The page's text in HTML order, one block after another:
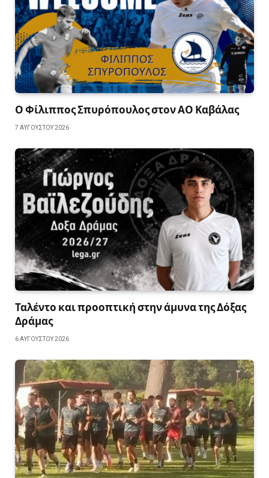
Ο Φίλιππος Σπυρόπουλος στον ΑΟ Καβάλας
7 ΑΥΓΟΎΣΤΟΥ 2026
Ταλέντο και προοπτική στην άμυνα της Δόξας
Δράμας
6 ΑΥΓΟΎΣΤΟΥ 2026